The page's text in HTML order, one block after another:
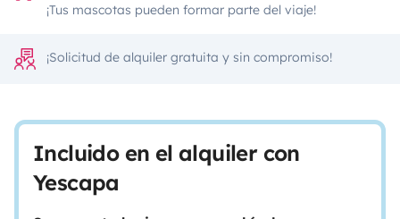
¡Tus mascotas pueden formar parte del viaje!
¡Solicitud de alquiler gratuita y sin compromiso!
Incluido en el alquiler con
Yescapa